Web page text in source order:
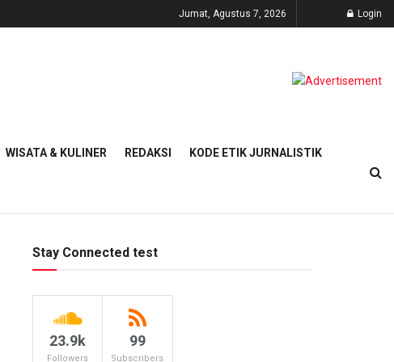
Jumat, Agustus 7, 2026 Login
WISATA & KULINER REDAKSI KODE ETIK JURNALISTIK
Stay Connected test
23.9k
Followers
99
Subscribers